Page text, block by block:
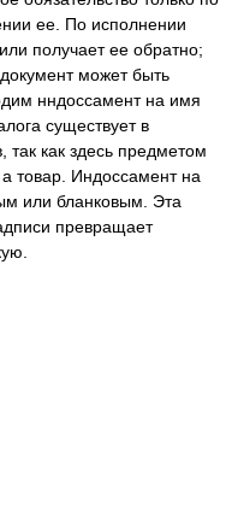
ее. По исполнении
получает ее обратно;
может быть
нндоссамент на имя
существует в
так как здесь предметом
товар. Индоссамент на
или бланковым. Эта
превращает